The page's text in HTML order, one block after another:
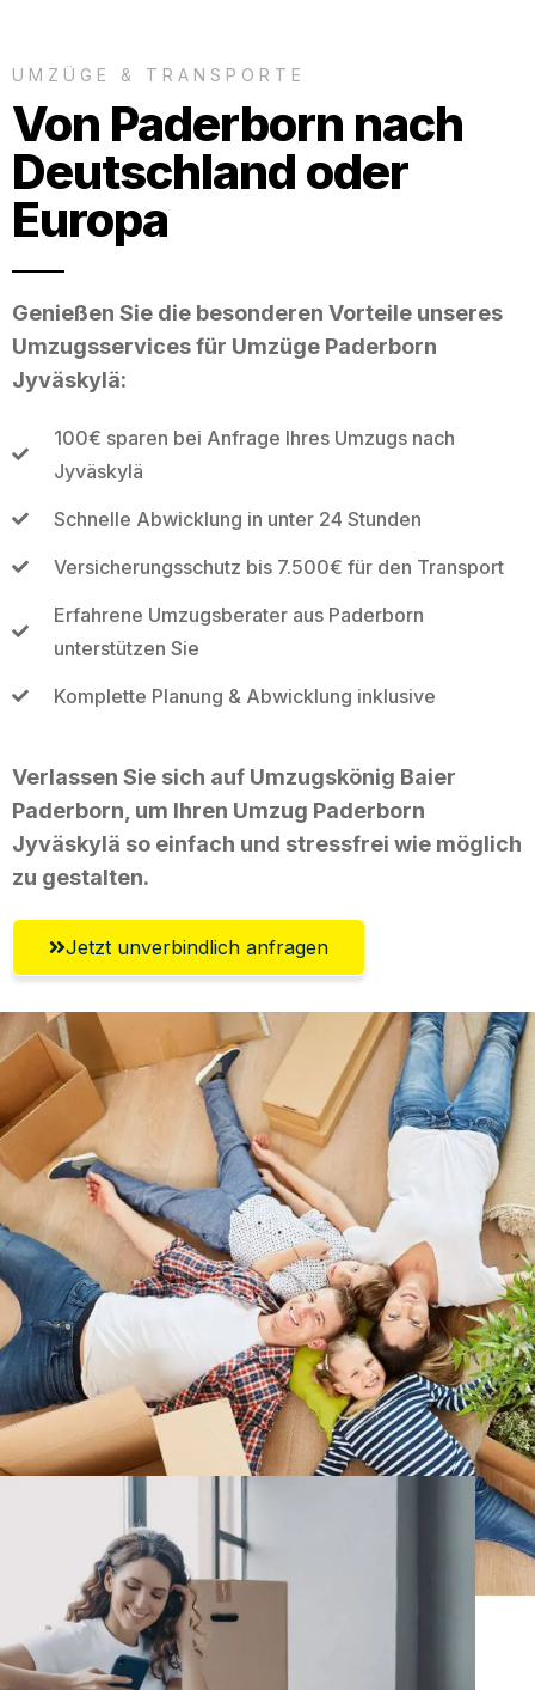
UMZÜGE & TRANSPORTE
Von Paderborn nach
Deutschland oder
Europa
Genießen Sie die besonderen Vorteile unseres
Umzugsservices für Umzüge Paderborn
Jyväskylä:
100€ sparen bei Anfrage Ihres Umzugs nach
Jyväskylä
Schnelle Abwicklung in unter 24 Stunden
Versicherungsschutz bis 7.500€ für den Transport
Erfahrene Umzugsberater aus Paderborn
unterstützen Sie
Komplette Planung & Abwicklung inklusive
Verlassen Sie sich auf Umzugskönig Baier
Paderborn, um Ihren Umzug Paderborn
Jyväskylä so einfach und stressfrei wie möglich
zu gestalten.
Jetzt unverbindlich anfragen